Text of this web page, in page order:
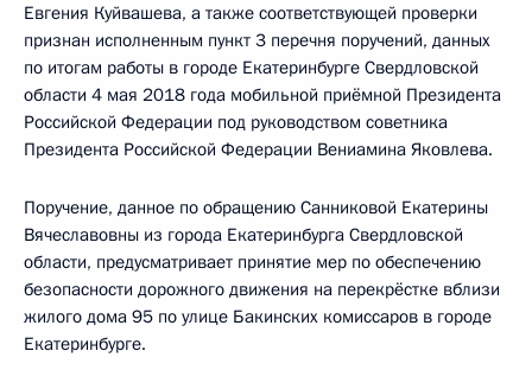
Евгения Куйвашева, а также соответствующей проверки
признан исполненным пункт 3 перечня поручений, данных
по итогам работы в городе Екатеринбурге Свердловской
области 4 мая 2018 года мобильной приёмной Президента
Российской Федерации под руководством советника
Президента Российской Федерации Вениамина Яковлева.
Поручение, данное по обращению Санниковой Екатерины
Вячеславовны из города Екатеринбурга Свердловской
области, предусматривает принятие мер по обеспечению
безопасности дорожного движения на перекрёстке вблизи
жилого дома 95 по улице Бакинских комиссаров в городе
Екатеринбурге.